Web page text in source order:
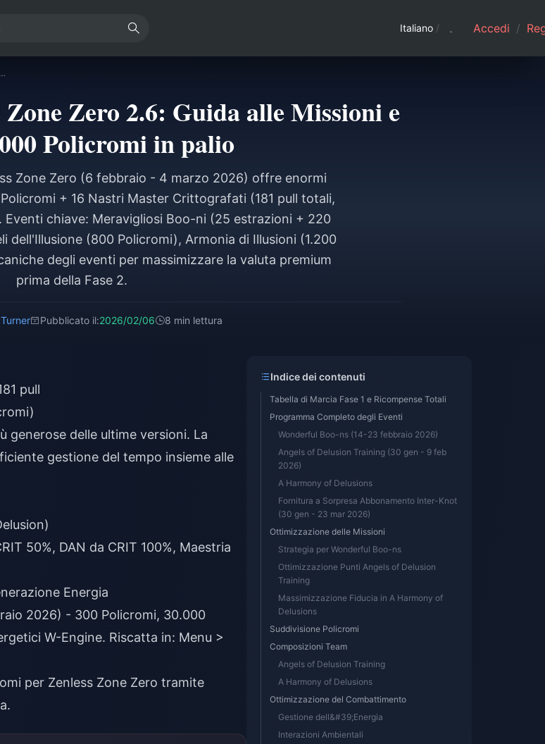
Italiano / Accedi /
Eventi Fase 1 di Zenless Zone Zero 2.6: Guida alle Missioni e oltre 12.000 Policromi in palio
Zone Zero 2.6: Guida alle Missioni e
Policromi in palio
Zone Zero (6 febbraio - 4 marzo 2026) offre enormi
+ 16 Nastri Master Crittografati (181 pull totali,
chiave: Meravigliosi Boo-ni (25 estrazioni + 220
dell'Illusione (800 Policromi), Armonia di Illusioni (1.200
degli eventi per massimizzare la valuta premium
prima della Fase 2.
Pubblicato il:2026/02/06 8 min lettura
pull
generose delle ultime versioni. La
gestione del tempo insieme alle
50%, DAN da CRIT 100%, Maestria
Energia
2026) - 300 Policromi, 30.000
W-Engine. Riscatta in: Menu >
per Zenless Zone Zero tramite
Indice dei contenuti
Tabella di Marcia Fase 1 e Ricompense Totali
Programma Completo degli Eventi
Wonderful Boo-ns (14-23 febbraio 2026)
Angels of Delusion Training (30 gen - 9 feb
2026)
A Harmony of Delusions
Fornitura a Sorpresa Abbonamento Inter-Knot
(30 gen - 23 mar 2026)
Ottimizzazione delle Missioni
Strategia per Wonderful Boo-ns
Ottimizzazione Punti Angels of Delusion
Training
Massimizzazione Fiducia in A Harmony of
Delusions
Suddivisione Policromi
Composizioni Team
Angels of Delusion Training
A Harmony of Delusions
Ottimizzazione del Combattimento
Gestione dell&#39;Energia
Interazioni Ambientali